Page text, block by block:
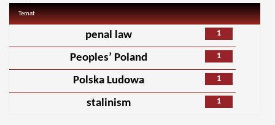
Temat
1
penal law
1
Peoples’ Poland
1
Polska Ludowa
1
stalinism